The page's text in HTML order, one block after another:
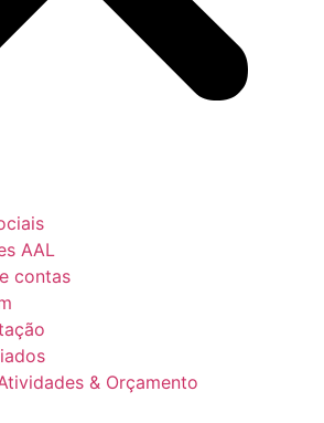
AAL
contas
& Orçamento